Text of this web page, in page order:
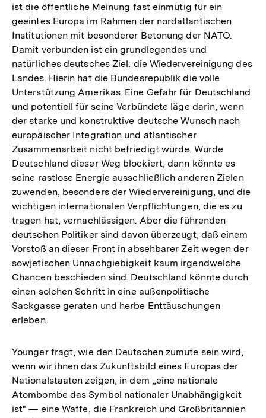
ist die öffentliche Meinung fast einmütig für ein
geeintes Europa im Rahmen der nordatlantischen
Institutionen mit besonderer Betonung der NATO.
Damit verbunden ist ein grundlegendes und
natürliches deutsches Ziel: die Wiedervereinigung des
Landes. Hierin hat die Bundesrepublik die volle
Unterstützung Amerikas. Eine Gefahr für Deutschland
und potentiell für seine Verbündete läge darin, wenn
der starke und konstruktive deutsche Wunsch nach
europäischer Integration und atlantischer
Zusammenarbeit nicht befriedigt würde. Würde
Deutschland dieser Weg blockiert, dann könnte es
seine rastlose Energie ausschließlich anderen Zielen
zuwenden, besonders der Wiedervereinigung, und die
wichtigen internationalen Verpflichtungen, die es zu
tragen hat, vernachlässigen. Aber die führenden
deutschen Politiker sind davon überzeugt, daß einem
Vorstoß an dieser Front in absehbarer Zeit wegen der
sowjetischen Unnachgiebigkeit kaum irgendwelche
Chancen beschieden sind. Deutschland könnte durch
einen solchen Schritt in eine außenpolitische
Sackgasse geraten und herbe Enttäuschungen
erleben.
Younger fragt, wie den Deutschen zumute sein wird,
wenn wir ihnen das Zukunftsbild eines Europas der
Nationalstaaten zeigen, in dem „eine nationale
Atombombe das Symbol nationaler Unabhängigkeit
ist" — eine Waffe, die Frankreich und Großbritannien